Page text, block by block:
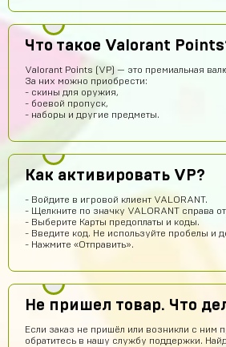
Что такое Valorant
Valorant Points (VP) — это премиальная
За них можно приобрести:
- скины для оружия,
- боевой пропуск,
- наборы и другие предметы.
Как активировать VP?
- Войдите в игровой клиент VALORANT.
- Щелкните по значку VALORANT справа
- Выберите Карты предоплаты и коды.
- Введите код. Не используйте пробелы и
- Нажмите «Отправить».
Не пришел товар. Что
Если заказ не пришёл или возникли с ним
обратитесь в нашу службу поддержки.
Всеволод Кожин
вел в гугл плей и все пришло! Я
Геннадий Быков
и ахуел что за такую цену не
Кирилл Иванов
ЕК Топ сайт!
dranik
Всё прекрасно робит аккаунт